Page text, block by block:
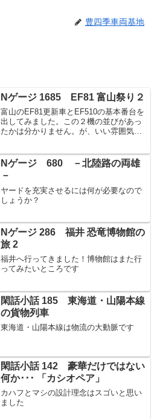
豊四季車両基地
Nゲージ 1685 EF81 富山祭り２
富山のEF81更新車とEF510の基本番台を
出してみました。この２機の並びがあっ
たかは分かりません。が、いい雰囲気だ
Nゲージ 680 －北陸路の両雄
－
ヤードを充実させるには何が必要なので
しょうか？
Nゲージ 286 福井 恐竜博物館の
旅 2
福井へ行ってきました！博物館はまた行
ってみたいところです
閑話小話 185 東海道・山陽本線
の貨物列車
東海道・山陽本線は物流の大動脈です
閑話小話 142 豪華だけではない
何か･･･ 「カシオペア」
カハフとマシの設計理念はスゴいと思い
ました